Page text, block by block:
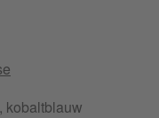
kobaltblauw